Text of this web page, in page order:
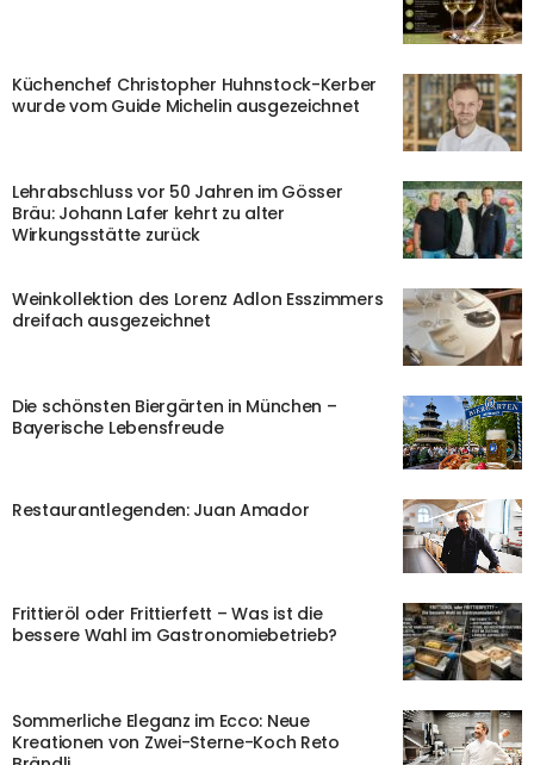
Küchenchef Christopher Huhnstock-Kerber
wurde vom Guide Michelin ausgezeichnet
Lehrabschluss vor 50 Jahren im Gösser
Bräu: Johann Lafer kehrt zu alter
Wirkungsstätte zurück
Weinkollektion des Lorenz Adlon Esszimmers
dreifach ausgezeichnet
Die schönsten Biergärten in München –
Bayerische Lebensfreude
Restaurantlegenden: Juan Amador
Frittieröl oder Frittierfett – Was ist die
bessere Wahl im Gastronomiebetrieb?
Sommerliche Eleganz im Ecco: Neue
Kreationen von Zwei-Sterne-Koch Reto